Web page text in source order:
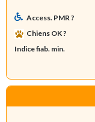
Access. PMR ?
Chiens OK ?
Indice fiab. min.